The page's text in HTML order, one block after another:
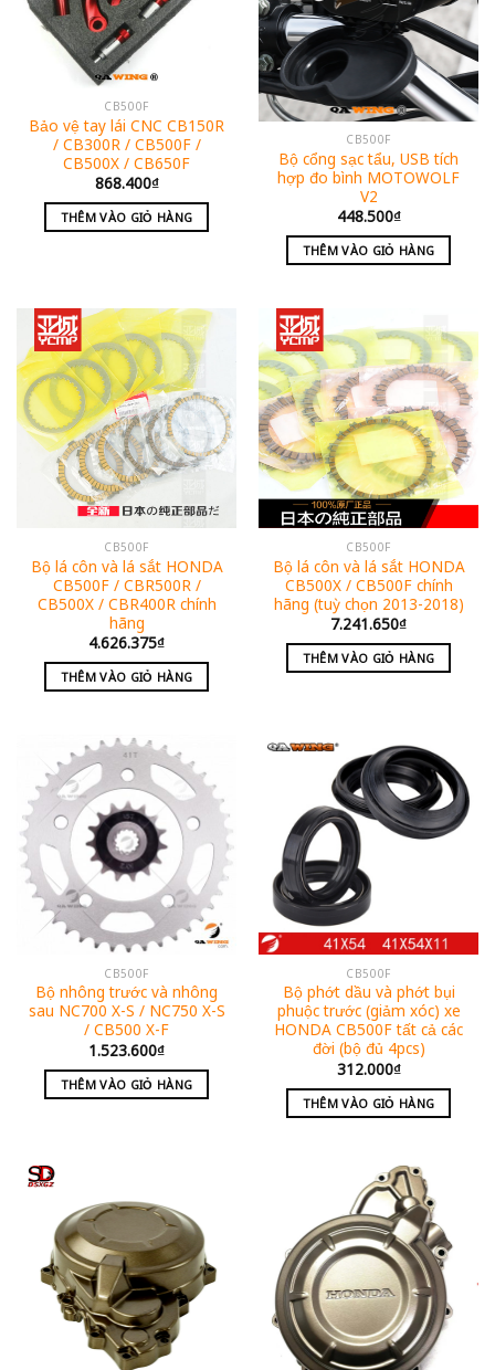
CB500F
Bảo vệ tay lái CNC CB150R
/ CB300R / CB500F /
CB500X / CB650F
868.400₫
THÊM VÀO GIỎ HÀNG
CB500F
Bộ cổng sạc tẩu, USB tích
hợp đo bình MOTOWOLF
V2
448.500₫
THÊM VÀO GIỎ HÀNG
CB500F
Bộ lá côn và lá sắt HONDA
CB500F / CBR500R /
CB500X / CBR400R chính
hãng
4.626.375₫
THÊM VÀO GIỎ HÀNG
CB500F
Bộ lá côn và lá sắt HONDA
CB500X / CB500F chính
hãng (tuỳ chọn 2013-2018)
7.241.650₫
THÊM VÀO GIỎ HÀNG
CB500F
Bộ nhông trước và nhông
sau NC700 X-S / NC750 X-S
/ CB500 X-F
1.523.600₫
THÊM VÀO GIỎ HÀNG
CB500F
Bộ phớt dầu và phớt bụi
phuộc trước (giảm xóc) xe
HONDA CB500F tất cả các
đời (bộ đủ 4pcs)
312.000₫
THÊM VÀO GIỎ HÀNG